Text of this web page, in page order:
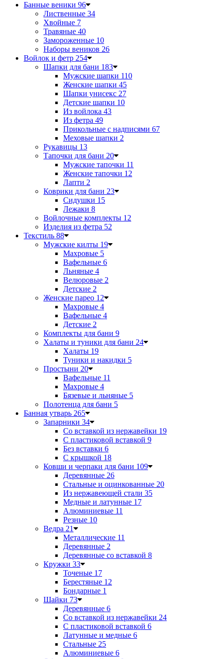
Банные веники 96
Лиственные 34
Хвойные 7
Травяные 40
Замороженные 10
Наборы веников 26
Войлок и фетр 254
Шапки для бани 183
Мужские шапки 110
Женские шапки 45
Шапки унисекс 27
Детские шапки 10
Из войлока 43
Из фетра 49
Прикольные с надписями 67
Меховые шапки 2
Рукавицы 13
Тапочки для бани 20
Мужские тапочки 11
Женские тапочки 12
Лапти 2
Коврики для бани 23
Сидушки 15
Лежаки 8
Войлочные комплекты 12
Изделия из фетра 52
Текстиль 88
Мужские килты 19
Махровые 5
Вафельные 6
Льняные 4
Велюровые 2
Детские 2
Женские парео 12
Махровые 4
Вафельные 4
Детские 2
Комплекты для бани 9
Халаты и туники для бани 24
Халаты 19
Туники и накидки 5
Простыни 20
Вафельные 11
Махровые 4
Бязевые и льняные 5
Полотенца для бани 5
Банная утварь 265
Запарники 34
Со вставкой из нержавейки 19
С пластиковой вставкой 9
Без вставки 6
С крышкой 18
Ковши и черпаки для бани 109
Деревянные 26
Стальные и оцинкованные 20
Из нержавеющей стали 35
Медные и латунные 17
Алюминиевые 11
Резные 10
Ведра 21
Металлические 11
Деревянные 2
Деревянные со вставкой 8
Кружки 33
Точеные 17
Берестяные 12
Бондарные 1
Шайки 73
Деревянные 6
Со вставкой из нержавейки 24
С пластиковой вставкой 6
Латунные и медные 6
Стальные 25
Алюминиевые 6